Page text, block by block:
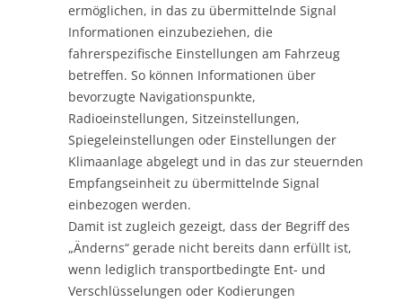
ermöglichen, in das zu übermittelnde Signal
Informationen einzubeziehen, die
fahrerspezifische Einstellungen am Fahrzeug
betreffen. So können Informationen über
bevorzugte Navigationspunkte,
Radioeinstellungen, Sitzeinstellungen,
Spiegeleinstellungen oder Einstellungen der
Klimaanlage abgelegt und in das zur steuernden
Empfangseinheit zu übermittelnde Signal
einbezogen werden.
Damit ist zugleich gezeigt, dass der Begriff des
„Änderns“ gerade nicht bereits dann erfüllt ist,
wenn lediglich transportbedingte Ent- und
Verschlüsselungen oder Kodierungen